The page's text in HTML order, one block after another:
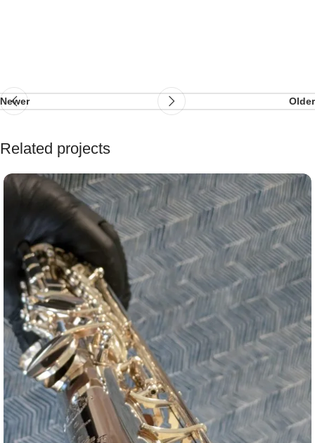
Newer Older
Related projects